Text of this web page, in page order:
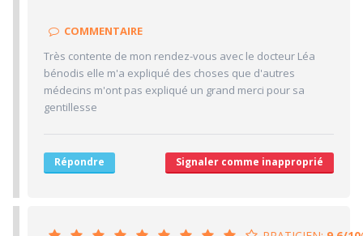
10/10 Clarté des informations médicales délivrées
10/10 Délai pour obtenir un 1er RDV
8/10 Ponctualité/Temps en salle d'attente/Retard
5/10 Stationnements alentours
COMMENTAIRE
Très contente de mon rendez-vous avec le docteur Léa
bénodis elle m'a expliqué des choses que d'autres
médecins m'ont pas expliqué un grand merci pour sa
gentillesse
Répondre Signaler comme inapproprié